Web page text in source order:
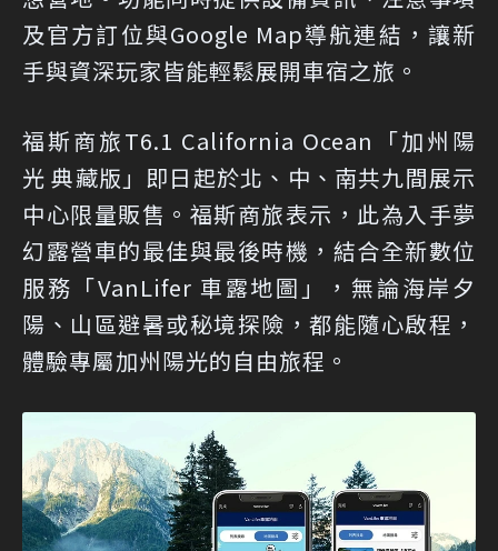
及官方訂位與Google Map導航連結，讓新
手與資深玩家皆能輕鬆展開車宿之旅。
福斯商旅T6.1 California Ocean「加州陽
光 典藏版」即日起於北、中、南共九間展示
中心限量販售。福斯商旅表示，此為入手夢
幻露營車的最佳與最後時機，結合全新數位
服務「VanLifer 車露地圖」，無論海岸夕
陽、山區避暑或秘境探險，都能隨心啟程，
體驗專屬加州陽光的自由旅程。